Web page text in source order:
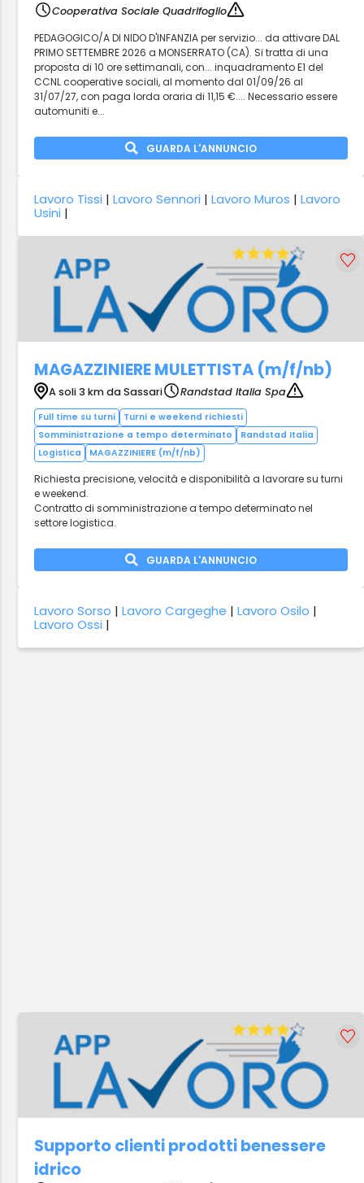
Cooperativa Sociale Quadrifoglio
PEDAGOGICO/A DI NIDO D'INFANZIA per servizio... da attivare DAL
PRIMO SETTEMBRE 2026 a MONSERRATO (CA). Si tratta di una
proposta di 10 ore settimanali, con... inquadramento E1 del
CCNL cooperative sociali, al momento dal 01/09/26 al
31/07/27, con paga lorda oraria di 11,15 €.... Necessario essere
automuniti e...
GUARDA L'ANNUNCIO
Lavoro Tissi |Lavoro Sennori |Lavoro Muros |Lavoro
Usini |
MAGAZZINIERE MULETTISTA (m/f/nb)
A soli 3 km da Sassari Randstad Italia Spa
Full time su turni
Turni e weekend richiesti
Somministrazione a tempo determinato
Randstad Italia
Logistica
MAGAZZINIERE (m/f/nb)
Richiesta precisione, velocità e disponibilità a lavorare su turni
e weekend.
Contratto di somministrazione a tempo determinato nel
settore logistica.
GUARDA L'ANNUNCIO
Lavoro Sorso |Lavoro Cargeghe |Lavoro Osilo |
Lavoro Ossi |
Supporto clienti prodotti benessere
idrico